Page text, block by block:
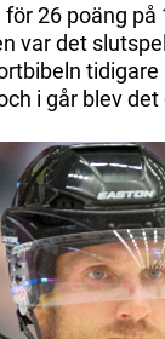
26 poäng på
var det
i går blev